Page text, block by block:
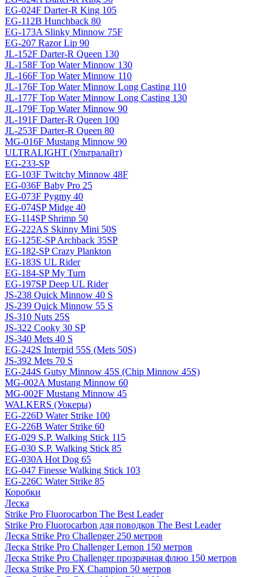
EG-024F Darter-R King 105
EG-112B Hunchback 80
EG-173A Slinky Minnow 75F
EG-207 Razor Lip 90
JL-152F Darter-R Queen 130
JL-158F Top Water Minnow 130
JL-166F Top Water Minnow 110
JL-176F Top Water Minnow Long Casting 110
JL-177F Top Water Minnow Long Casting 130
JL-179F Top Water Minnow 90
JL-191F Darter-R Queen 100
JL-253F Darter-R Queen 80
MG-016F Mustang Minnow 90
ULTRALIGHT (Ультралайт)
EG-233-SP
EG-103F Twitchy Minnow 48F
EG-036F Baby Pro 25
EG-073F Pygmy 40
EG-074SP Midge 40
EG-114SP Shrimp 50
EG-222AS Skinny Mini 50S
EG-125E-SP Archback 35SP
EG-182-SP Crazy Plankton
EG-183S UL Rider
EG-184-SP My Turn
EG-197SP Deep UL Rider
JS-238 Quick Minnow 40 S
JS-239 Quick Minnow 55 S
JS-310 Nuts 25S
JS-322 Cooky 30 SP
JS-340 Mets 40 S
EG-242S Interpid 55S (Mets 50S)
JS-392 Mets 70 S
EG-244S Gutsy Minnow 45S (Chip Minnow 45S)
MG-002A Mustang Minnow 60
MG-002F Mustang Minnow 45
WALKERS (Уокеры)
EG-226D Water Strike 100
EG-226B Water Strike 60
EG-029 S.P. Walking Stick 115
EG-030 S.P. Walking Stick 85
EG-030A Hot Dog 65
EG-047 Finesse Walking Stick 103
EG-226C Water Strike 85
Коробки
Леска
Strike Pro Fluorocarbon The Best Leader
Strike Pro Fluorocarbon для поводков The Best Leader
Леска Strike Pro Challenger 250 метров
Леска Strike Pro Challenger Lemon 150 метров
Леска Strike Pro Challenger прозрачная флюо 150 метров
Леска Strike Pro FX Champion 50 метров